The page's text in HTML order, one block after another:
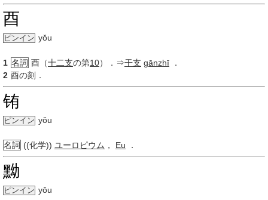
酉
ピンイン yǒu
1 名詞 酉（十二支の第10）．⇒干支 gānzhī ．
2 酉の刻．
铕
ピンイン yǒu
名詞 ((化学)) ユーロピウム ， Eu ．
黝
ピンイン yǒu